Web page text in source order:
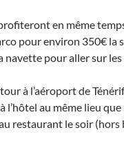
en même
pour environ 350€ la
navette pour aller sur les
à l’aéroport de
l’hôtel au même lieu
restaurant le soir (hors